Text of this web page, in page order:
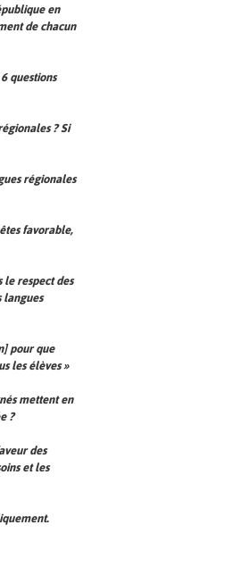
en
de chacun
questions
? Si
régionales
favorable,
le respect des
langues
pour que
les élèves »
mettent en
?
des
et les